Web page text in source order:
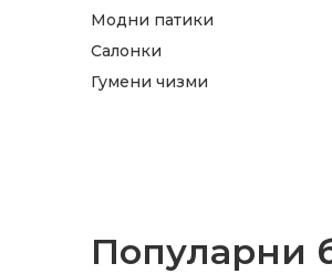
Модни патики
Салонки
Гумени чизми
Популарни